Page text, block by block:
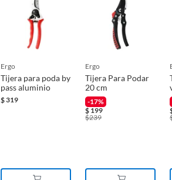
ergo
Tijera para poda by
pass aluminio
$319
ergo
Tijera Para Podar
20 cm
-17%
$199
$239